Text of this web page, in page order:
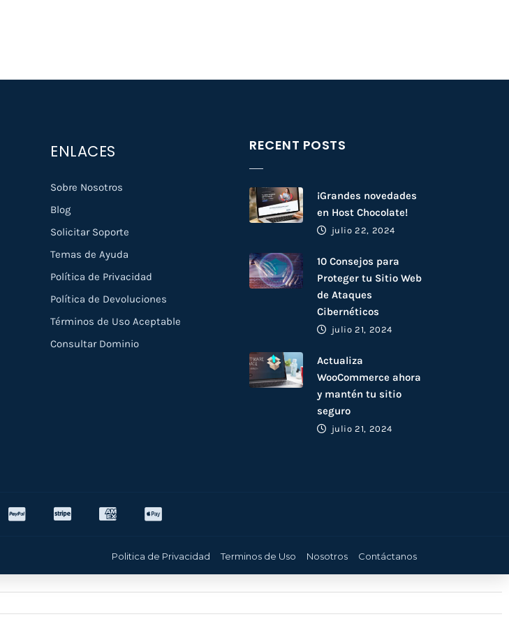
ENLACES
Sobre Nosotros
Blog
Solicitar Soporte
Temas de Ayuda
Política de Privacidad
Política de Devoluciones
Términos de Uso Aceptable
Consultar Dominio
RECENT POSTS
¡Grandes novedades
en Host Chocolate!
julio 22, 2024
10 Consejos para
Proteger tu Sitio Web
de Ataques
Cibernéticos
julio 21, 2024
Actualiza
WooCommerce ahora
y mantén tu sitio
seguro
julio 21, 2024
Politica de Privacidad Terminos de Uso Nosotros Contáctanos